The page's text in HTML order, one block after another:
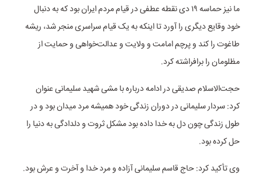
ما نیز حماسه ۱۹ دی نقطه عطفی در قیام مردم ایران بود که به دنبال
خود وقایع دیگری را آورد تا اینکه به یک قیام سراسری منجر شد، ریشه
طاغوت را کند و پرچم امامت و ولایت و عدالت‌خواهی و حمایت از
مظلومان را برافراشته کرد.
حجت‌الاسلام صدیقی در ادامه درباره با مشی شهید سلیمانی عنوان
کرد: سردار سلیمانی در دوران زندگی خود همیشه مرد میدان بود و در
طول زندگی چون دل به خدا داده بود مشکل ثروت و دلدادگی به دنیا را
حل کرده بود.
وی تأکید کرد: حاج قاسم سلیمانی آزاده و مرد خدا و آخرت و عرش بود.